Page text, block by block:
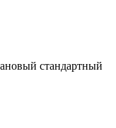
стандартный